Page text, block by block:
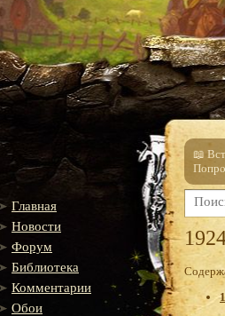
Главная
Новости
Форум
Библиотека
Комментарии
Обои
📖